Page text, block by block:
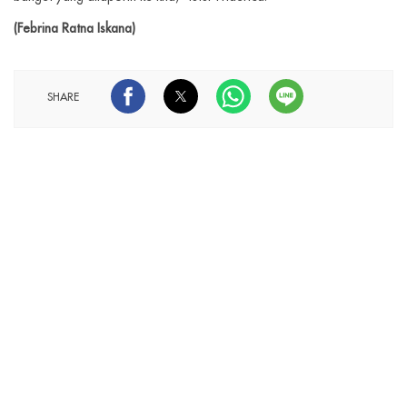
(Febrina Ratna Iskana)
SHARE